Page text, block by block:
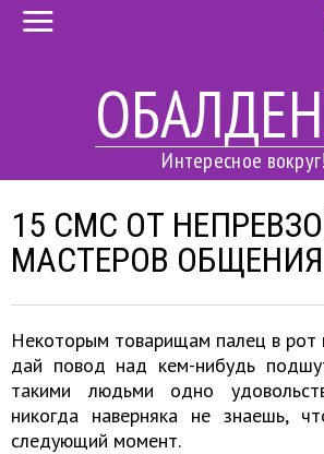
Интересное вокруг!
15 СМС ОТ
МАСТЕРОВ ОБЩЕНИЯ
Некоторым товарищам палец в рот
дай повод над кем-нибудь
такими людьми одно
никогда наверняка не знаешь,
следующий момент.